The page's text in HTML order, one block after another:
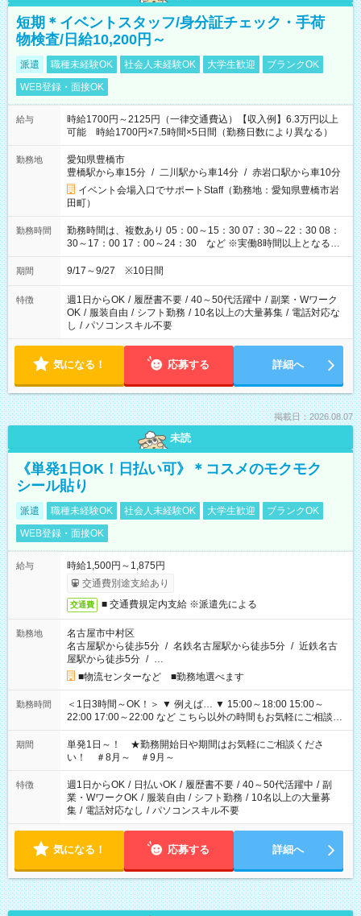
短期＊イベントスタッフ/身分証チェック・手荷
物検査/日給10,200円～
派遣 職種未経験OK 社会人未経験OK 大学生歓迎
ブランクOK
WEB登録・面接OK
給与
時給1700円～2125円（一律交通費込）【収入例】6.3万円以上
可能 時給1700円×7.5時間×5日間（勤務日数により異なる）
勤務地
愛知県豊橋市
豊橋駅から車15分 / 二川駅から車14分 / 赤岩口駅から車10分
イベント会場入口でサポートStaff（勤務地：愛知県豊橋市岩
田町）
勤務時間
勤務時間は、複数あり 05：00～15：30 07：30～22：30 08：
30～17：00 17：00～24：30 など ※実働8時間以上となる勤
務もあります。 【休憩】60分+他休憩あり 交替で取得します。
安全面に配慮しこまめな休憩があります。
期間 9/17～9/27 ※10日間
特徴 週1日からOK / 履歴書不要 / 40～50代活躍中 / 副業・Wワーク
OK / 服装自由 / シフト勤務 / 10名以上の大量募集 / 電話対応な
し / パソコンスキル不要
気になる！ 応募する 詳細へ
掲載日：2026.08.07
未読
《単発1日OK！日払い可》＊コスメのモクモク
シール貼り
派遣 職種未経験OK 社会人未経験OK 大学生歓迎
ブランクOK
WEB登録・面接OK
給与
時給1,500円～1,875円
交通費別途支給あり
交通費 ■ 交通費規定内支給 ※派遣先による
勤務地
名古屋市中村区
名古屋駅から徒歩5分 / 名鉄名古屋駅から徒歩5分 / 近鉄名古
屋駅から徒歩5分 / …
■物流センターなど ■勤務地選べます
勤務時間
＜1日3時間～OK！＞ ▼ 例えば… ▼ 15:00～18:00 15:00～
22:00 17:00～22:00 など こちら以外の時間もお気軽にご相談く
ださい！
期間
単発1日～！ ★勤務開始日や期間はお気軽にご相談くださ
い！ ＃8月～ ＃9月～
特徴 週1日からOK / 日払いOK / 履歴書不要 / 40～50代活躍中 / 副
業・WワークOK / 服装自由 / シフト勤務 / 10名以上の大量募
集 / 電話対応なし / パソコンスキル不要
気になる！ 応募する 詳細へ